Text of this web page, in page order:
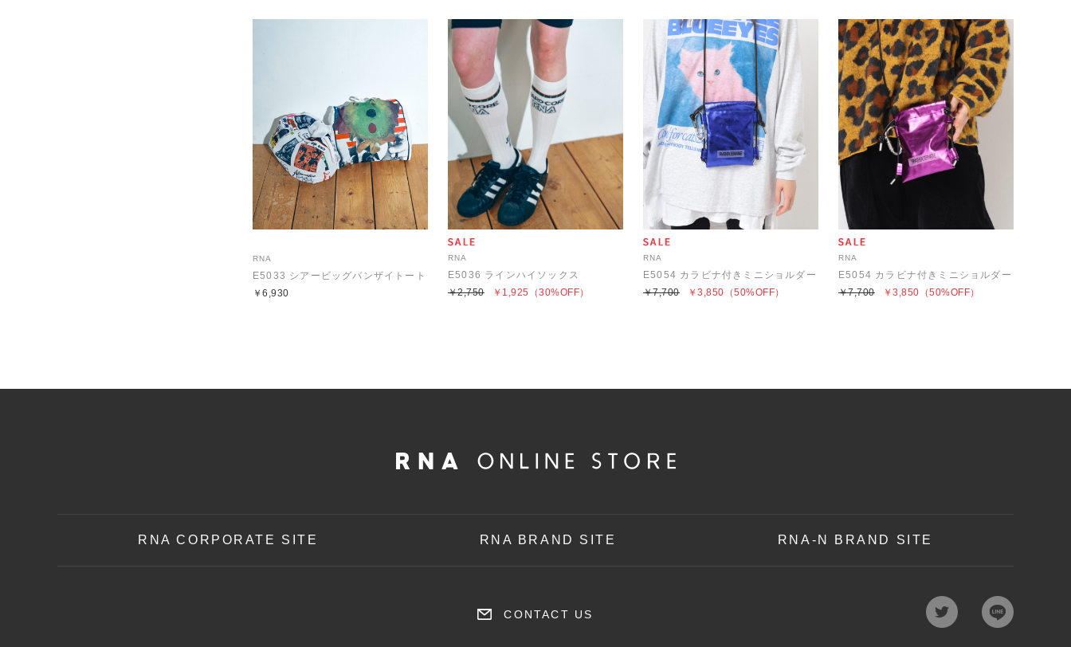
RNA
E5033 シアービッグバンザイトート
￥6,930
RNA
E5036 ラインハイソックス
￥1,925
￥2,750 （30%OFF）
RNA
E5054 カラビナ付きミニショルダー
￥3,850
￥7,700 （50%OFF）
RNA
E5054 カラビナ付きミニショルダー
￥3,850
￥7,700 （50%OFF）
RNA CORPORATE SITE RNA BRAND SITE RNA-N BRAND SITE
CONTACT US